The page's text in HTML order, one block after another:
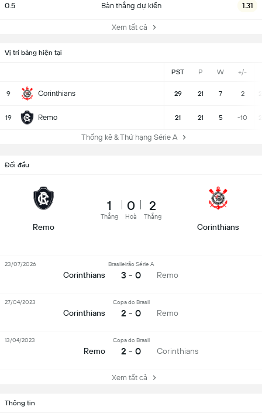
0.5 Bàn thắng dự kiến 1.31
Xem tất cả
Vị trí bảng hiện tại
PST P W +/-
9 Corinthians 29 21 7 2
19 Remo 21 21 5 -10
Thống kê & Thứ hạng Série A
Thông tin
Đối đầu
Remo
1
Thắng
0
Hoà
2
Thắng
Corinthians
Corinthians
Brasileirão Série A
3 - 0 Remo
23/07/2026
Corinthians
Copa do Brasil
2 - 0 Remo
27/04/2023
Remo
Copa do Brasil
2 - 0 Corinthians
13/04/2023
Xem tất cả